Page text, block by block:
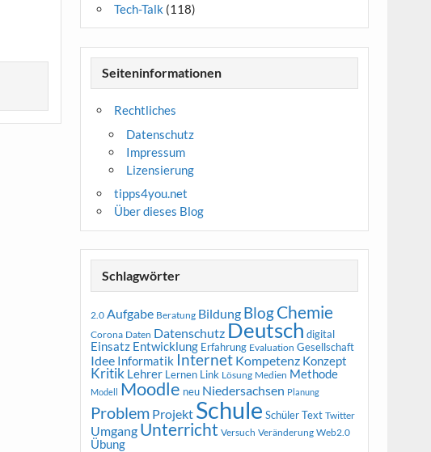
Tech-Talk (118)
Seiteninformationen
Rechtliches
Datenschutz
Impressum
Lizensierung
tipps4you.net
Über dieses Blog
Schlagwörter
2.0 Aufgabe Beratung Bildung BlogChemie
Corona Daten Datenschutz Deutsch digital
Einsatz Entwicklung Erfahrung Evaluation Gesellschaft
Idee Informatik Internet Kompetenz Konzept
Kritik Lehrer Lernen Link Lösung Medien Methode
Modell Moodle neu Niedersachsen Planung
Problem Projekt Schule Schüler Text Twitter
Umgang Unterricht Versuch Veränderung Web2.0
Übung